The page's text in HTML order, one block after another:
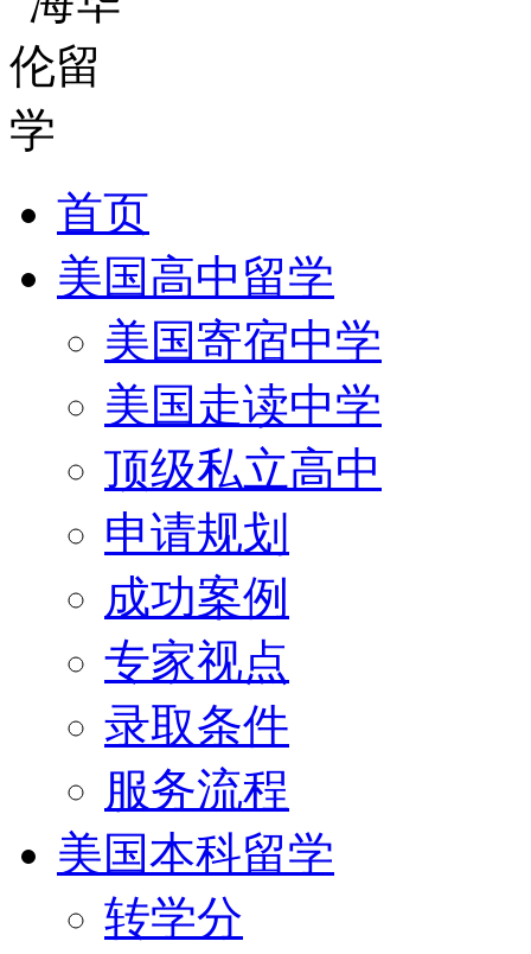
首页
美国高中留学
美国寄宿中学
美国走读中学
顶级私立高中
申请规划
成功案例
专家视点
录取条件
服务流程
美国本科留学
转学分